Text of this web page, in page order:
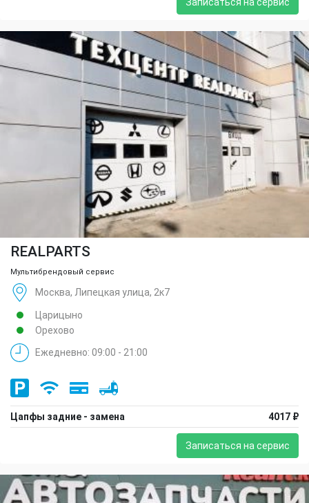
REALPARTS
Мультибрендовый сервис
Москва, Липецкая улица, 2к7
Царицыно
Орехово
Ежедневно: 09:00 - 21:00
Цапфы задние - замена 4017 ₽
Записаться на сервис